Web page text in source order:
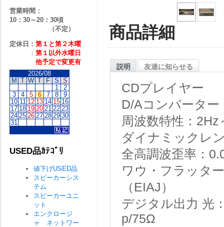
商品詳細
説明 友達に知らせる
CDプレイヤー
D/Aコンバータ
周波数特性：
ダイナミックレ
全高調波歪率：
ワウ・フラッタ
（EIAJ）
デジタル出力 光
p/75Ω
営業時間：
10：30～20：30頃
（不定）
定休日： 第１と第２木曜
： 第１以外水曜日
他予定で変更有
2026/08
M T W T F S S
1
2
3
4 5 6 7 8
9
10 11 12 13 14 15 16
17 18 19 20 21 22 23
24 25 26 27 28 29 30
31
USED品ｶﾃｺﾞﾘ
値下げUSED品
スピーカーシス
テム
スピーカーユニ
ット
エンクロージ
ャ ネットワー